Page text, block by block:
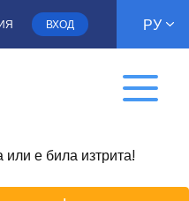
ВХОД РУ
е била изтрита!